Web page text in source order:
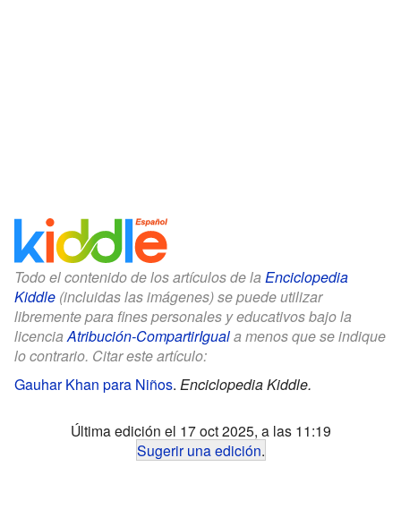
Todo el contenido de los artículos de la Enciclopedia
Kiddle (incluidas las imágenes) se puede utilizar
libremente para fines personales y educativos bajo la
licenciaAtribución-CompartirIguala menos que se indique
lo contrario. Citar este artículo:
Gauhar Khan para Niños. Enciclopedia Kiddle.
Última edición el 17 oct 2025, a las 11:19
Sugerir una edición.